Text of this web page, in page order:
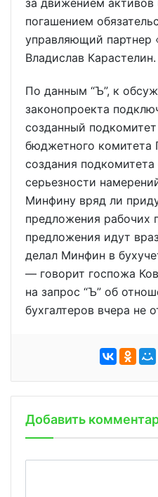
за движением активов
погашением
управляющий партнер
Владислав Карастелин.
По данным “Ъ”, к
законопроекта
созданный
бюджетного комитета
создания
серьезности
Минфину вряд ли
предложения рабочих
предложения идут
делал Минфин в
— говорит госпожа
на запрос “Ъ” об
бухгалтеров вчера не
Добавить